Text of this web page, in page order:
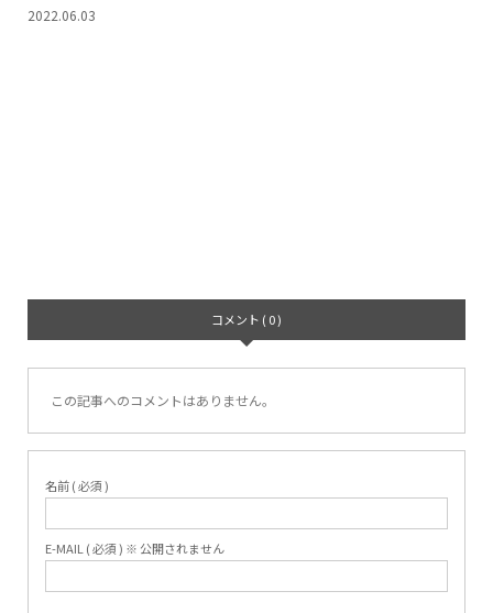
2022.06.03
コメント ( 0 )
この記事へのコメントはありません。
名前 ( 必須 )
E-MAIL ( 必須 ) ※ 公開されません